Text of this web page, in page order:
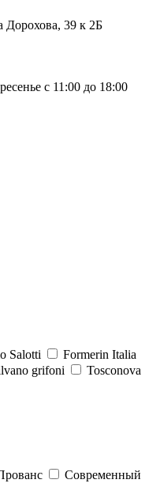
Дорохова, 39 к 2Б
с 11:00 до 18:00
Salotti
Formerin Italia
grifoni
Tosconova
Современный